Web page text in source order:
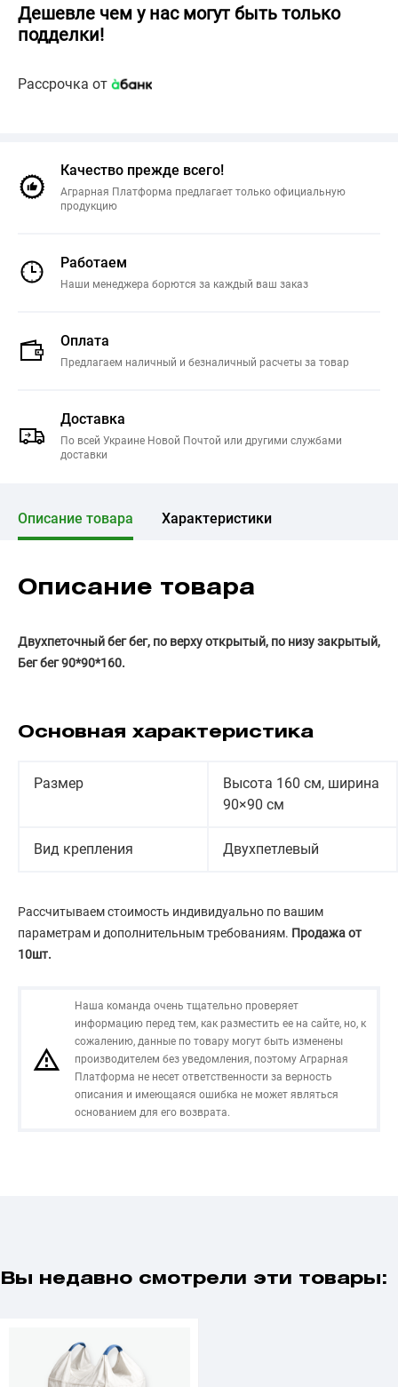
Дешевле чем у нас могут быть только
подделки!
Рассрочка от
Качество прежде всего!
Аграрная Платформа предлагает только официальную
продукцию
Работаем
Наши менеджера борются за каждый ваш заказ
Оплата
Предлагаем наличный и безналичный расчеты за товар
Доставка
По всей Украине Новой Почтой или другими службами
доставки
Описание товара Характеристики
Описание товара
Двухпеточный бег бег, по верху открытый, по низу закрытый,
Бег бег 90*90*160.
Основная характеристика
Размер
Высота 160 см, ширина
90×90 см
Вид крепления Двухпетлевый
Рассчитываем стоимость индивидуально по вашим
параметрам и дополнительным требованиям. Продажа от
10шт.
Наша команда очень тщательно проверяет
информацию перед тем, как разместить ее на сайте, но, к
сожалению, данные по товару могут быть изменены
производителем без уведомления, поэтому Аграрная
Платформа не несет ответственности за верность
описания и имеющаяся ошибка не может являться
основанием для его возврата.
Вы недавно смотрели эти товары: